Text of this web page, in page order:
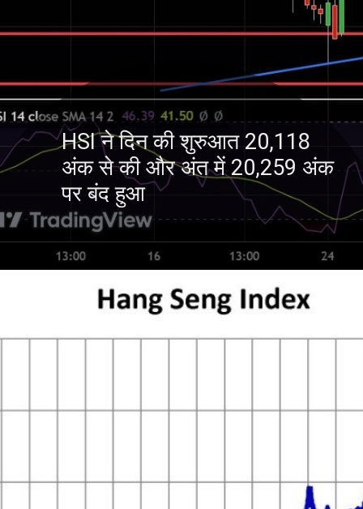
HSI ने दिन की शुरुआत 20,118
अंक से की और अंत में 20,259 अंक
पर बंद हुआ